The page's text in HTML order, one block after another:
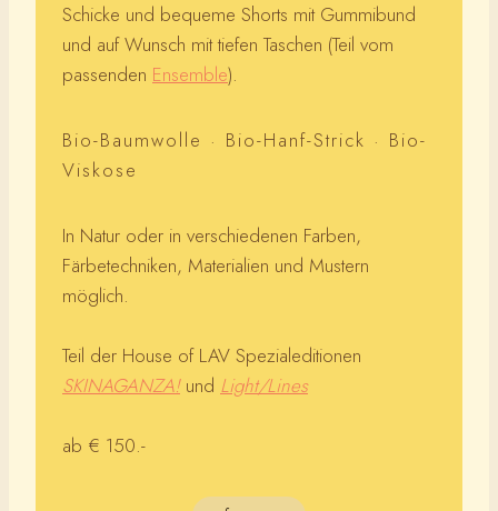
Schicke und bequeme Shorts mit Gummibund
und auf Wunsch mit tiefen Taschen (Teil vom
passenden Ensemble).
Bio-Baumwolle · Bio-Hanf-Strick · Bio-
Viskose
In Natur oder in verschiedenen Farben,
Färbetechniken, Materialien und Mustern
möglich.
Teil der House of LAV Spezialeditionen
SKINAGANZA!und Light/Lines
ab € 150.-